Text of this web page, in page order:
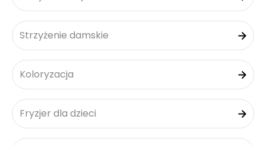
Strzyżenie damskie
Koloryzacja
Fryzjer dla dzieci